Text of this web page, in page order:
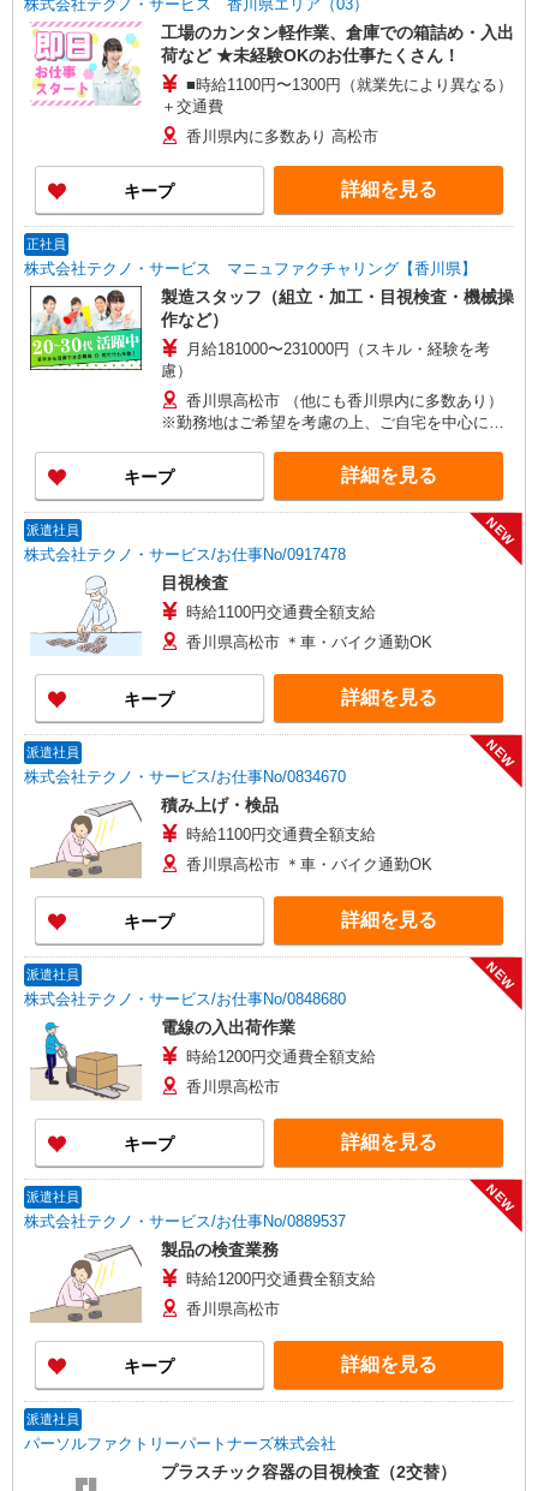
株式会社テクノ・サービス 香川県エリア（03）
工場のカンタン軽作業、倉庫での箱詰め・入出
荷など ★未経験OKのお仕事たくさん！
■時給1100円〜1300円（就業先により異なる）
＋交通費
香川県内に多数あり 高松市
キープ 詳細を見る
正社員
株式会社テクノ・サービス マニュファクチャリング【香川県】
製造スタッフ（組立・加工・目視検査・機械操
作など）
月給181000〜231000円（スキル・経験を考
慮）
香川県高松市 （他にも香川県内に多数あり）
※勤務地はご希望を考慮の上、ご自宅を中心に通
し）
キープ 詳細を見る
派遣社員
株式会社テクノ・サービス/お仕事No/0917478
NEW
目視検査
時給1100円交通費全額支給
香川県高松市 ＊車・バイク通勤OK
キープ 詳細を見る
派遣社員
株式会社テクノ・サービス/お仕事No/0834670
NEW
積み上げ・検品
時給1100円交通費全額支給
香川県高松市 ＊車・バイク通勤OK
キープ 詳細を見る
派遣社員
株式会社テクノ・サービス/お仕事No/0848680
NEW
電線の入出荷作業
時給1200円交通費全額支給
香川県高松市
キープ 詳細を見る
派遣社員
株式会社テクノ・サービス/お仕事No/0889537
NEW
製品の検査業務
時給1200円交通費全額支給
香川県高松市
キープ 詳細を見る
派遣社員
パーソルファクトリーパートナーズ株式会社
プラスチック容器の目視検査（2交替）